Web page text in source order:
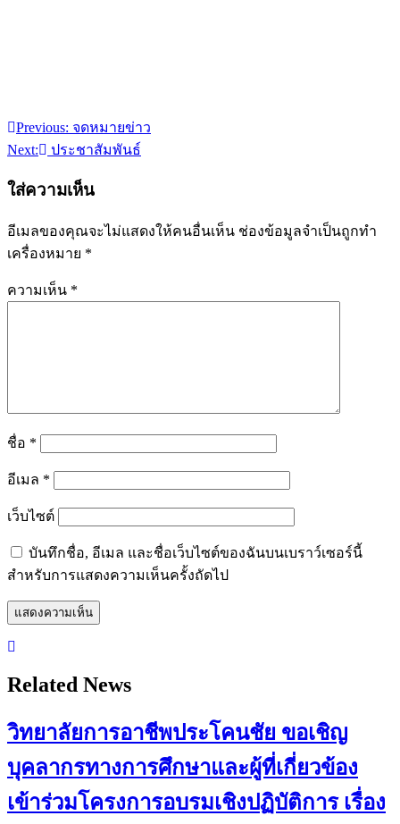
แนะแนว
Previous: จดหมายข่าว
Next:
ประชาสัมพันธ์
ใส่ความเห็น
อีเมลของคุณจะไม่แสดงให้คนอื่นเห็น ช่องข้อมูลจำเป็นถูกทำ
เครื่องหมาย *
ความเห็น *
ชื่อ *
อีเมล *
เว็บไซต์
บันทึกชื่อ, อีเมล และชื่อเว็บไซต์ของฉันบนเบราว์เซอร์นี้
สำหรับการแสดงความเห็นครั้งถัดไป
Related News
วิทยาลัยการอาชีพประโคนชัย ขอเชิญ
บุคลากรทางการศึกษาและผู้ที่เกี่ยวข้อง
เข้าร่วมโครงการอบรมเชิงปฏิบัติการ เรื่อง